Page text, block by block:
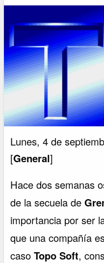
Lunes, 4 de
[General]
Hace dos semanas
de la secuela de
importancia por ser
que una compañía
casoTopo Soft,